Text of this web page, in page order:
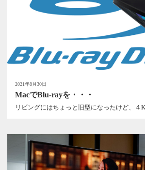
2021年8月30日
MacでBlu-rayを・・・
リビングにはちょっと旧型になったけど、４